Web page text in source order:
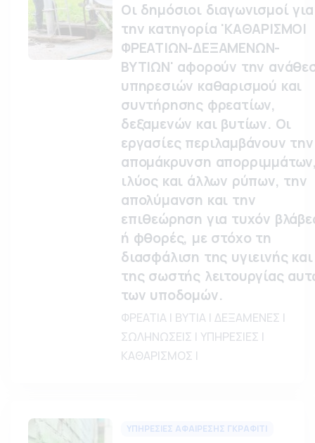
Οι δημόσιοι διαγωνισμοί για
την κατηγορία 'ΚΑΘΑΡΙΣΜΟΙ
ΦΡΕΑΤΙΩΝ-ΔΕΞΑΜΕΝΩΝ-
ΒΥΤΙΩΝ' αφορούν την
υπηρεσιών καθαρισμού και
συντήρησης φρεατίων,
δεξαμενών και βυτίων. Οι
εργασίες περιλαμβάνουν την
απομάκρυνση
ιλύος και άλλων ρύπων, την
απολύμανση και την
επιθεώρηση για τυχόν
ή φθορές, με στόχο τη
διασφάλιση της υγιεινής και
της σωστής λειτουργίας
των υποδομών.
ΦΡΕΑΤΙΑ | ΒΥΤΙΑ | ΔΕΞΑΜΕΝΕΣ |
ΣΩΛΗΝΩΣΕΙΣ | ΥΠΗΡΕΣΙΕΣ |
ΚΑΘΑΡΙΣΜΟΣ |
ΥΠΗΡΕΣΙΕΣ ΑΦΑΙΡΕΣΗΣ ΓΚΡΑΦΙΤΙ